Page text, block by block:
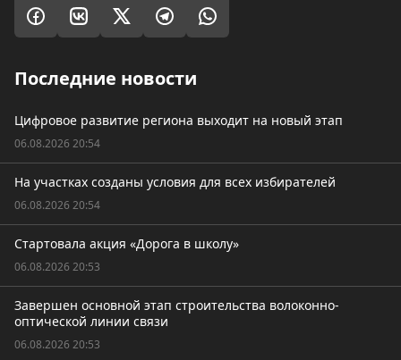
Последние новости
Цифровое развитие региона выходит на новый этап
06.08.2026 20:54
На участках созданы условия для всех избирателей
06.08.2026 20:54
Стартовала акция «Дорога в школу»
06.08.2026 20:53
Завершен основной этап строительства волоконно-
оптической линии связи
06.08.2026 20:53